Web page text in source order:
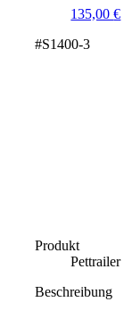
135,00€
#S1400-3
Produkt
Beschreibung